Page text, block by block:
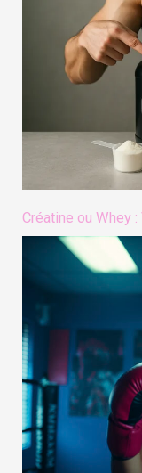
Créatine ou Whey